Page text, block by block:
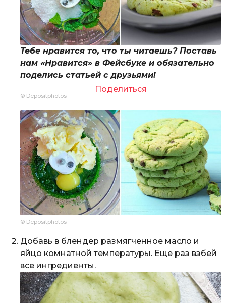
Тебе нравится то, что ты читаешь? Поставь
нам «Нравится» в Фейсбуке и обязательно
поделись статьей с друзьями!
Поделиться
© Depositphotos
© Depositphotos
Добавь в блендер размягченное масло и
яйцо комнатной температуры. Еще раз взбей
все ингредиенты.